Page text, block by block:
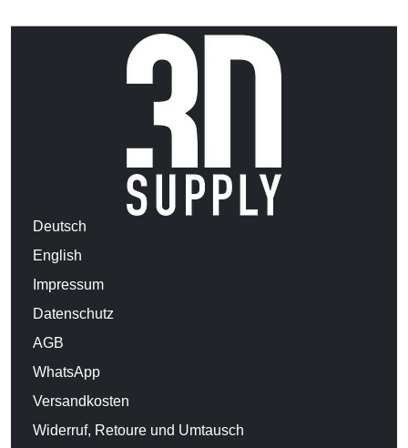
Deutsch
English
Impressum
Datenschutz
AGB
WhatsApp
Versandkosten
Widerruf, Retoure und Umtausch